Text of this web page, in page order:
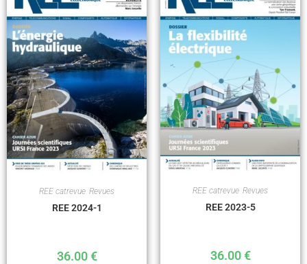
REE catrevue Revues
REE 2024-1
36.00€
REE catrevue Revues
REE 2023-5
36.00€